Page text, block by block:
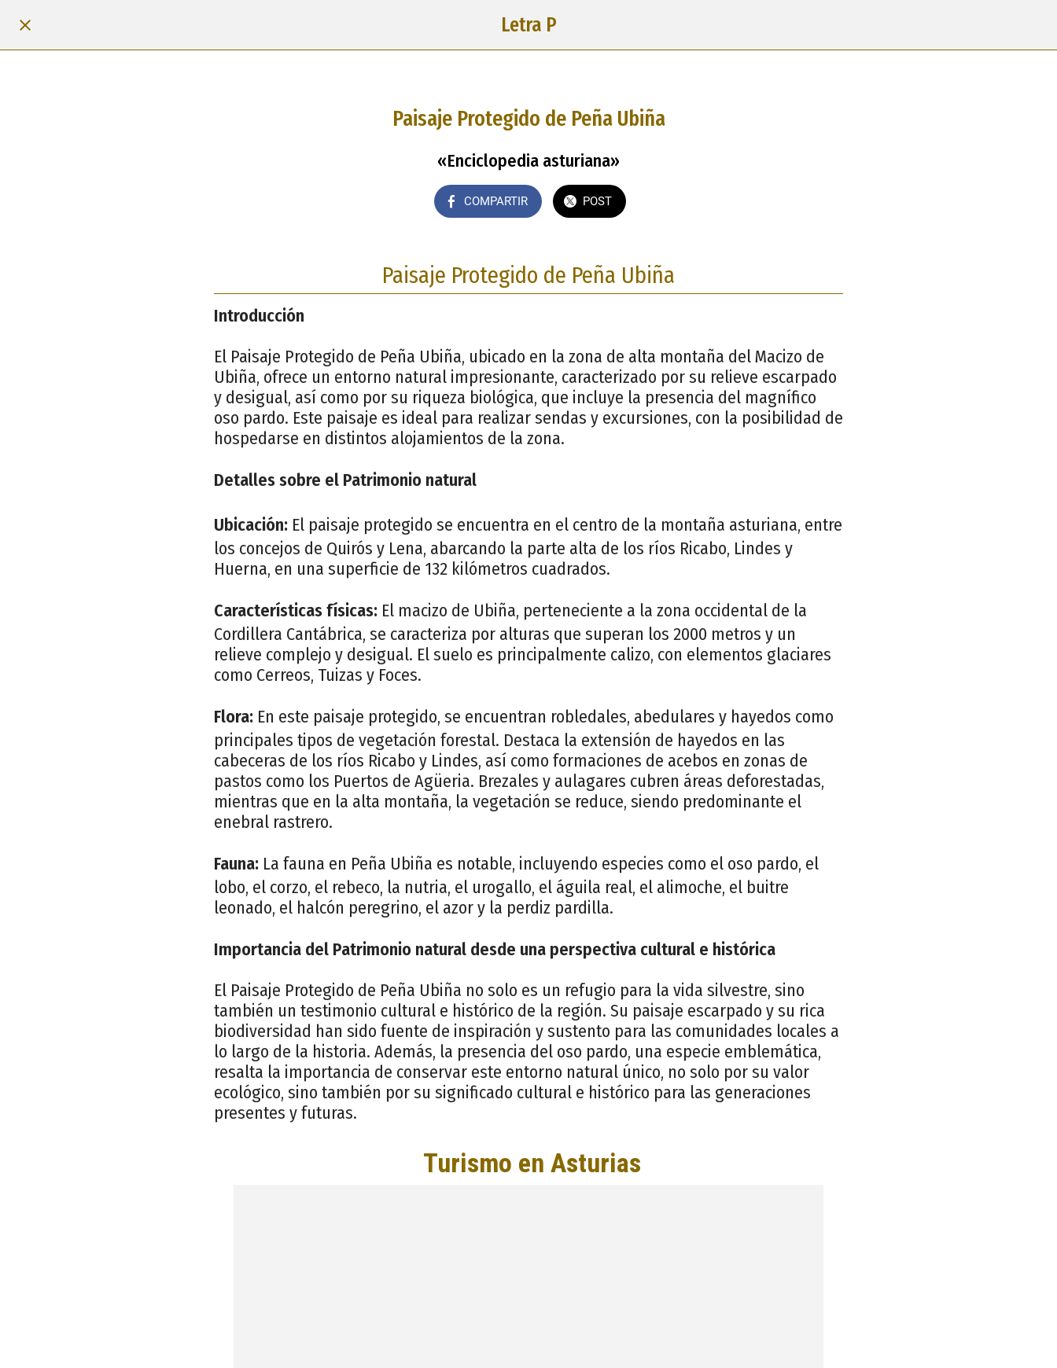
Letra P
Paisaje Protegido de Peña Ubiña
«Enciclopedia asturiana»
COMPARTIR POST
Paisaje Protegido de Peña Ubiña
Introducción
El Paisaje Protegido de Peña Ubiña, ubicado en la zona de alta montaña del Macizo de
Ubiña, ofrece un entorno natural impresionante, caracterizado por su relieve escarpado
y desigual, así como por su riqueza biológica, que incluye la presencia del magnífico
oso pardo. Este paisaje es ideal para realizar sendas y excursiones, con la posibilidad de
hospedarse en distintos alojamientos de la zona.
Detalles sobre el Patrimonio natural
Ubicación: El paisaje protegido se encuentra en el centro de la montaña asturiana, entre
los concejos de Quirós y Lena, abarcando la parte alta de los ríos Ricabo, Lindes y
Huerna, en una superficie de 132 kilómetros cuadrados.
Características físicas: El macizo de Ubiña, perteneciente a la zona occidental de la
Cordillera Cantábrica, se caracteriza por alturas que superan los 2000 metros y un
relieve complejo y desigual. El suelo es principalmente calizo, con elementos glaciares
como Cerreos, Tuizas y Foces.
Flora: En este paisaje protegido, se encuentran robledales, abedulares y hayedos como
principales tipos de vegetación forestal. Destaca la extensión de hayedos en las
cabeceras de los ríos Ricabo y Lindes, así como formaciones de acebos en zonas de
pastos como los Puertos de Agüeria. Brezales y aulagares cubren áreas deforestadas,
mientras que en la alta montaña, la vegetación se reduce, siendo predominante el
enebral rastrero.
Fauna: La fauna en Peña Ubiña es notable, incluyendo especies como el oso pardo, el
lobo, el corzo, el rebeco, la nutria, el urogallo, el águila real, el alimoche, el buitre
leonado, el halcón peregrino, el azor y la perdiz pardilla.
Importancia del Patrimonio natural desde una perspectiva cultural e histórica
El Paisaje Protegido de Peña Ubiña no solo es un refugio para la vida silvestre, sino
también un testimonio cultural e histórico de la región. Su paisaje escarpado y su rica
biodiversidad han sido fuente de inspiración y sustento para las comunidades locales a
lo largo de la historia. Además, la presencia del oso pardo, una especie emblemática,
resalta la importancia de conservar este entorno natural único, no solo por su valor
ecológico, sino también por su significado cultural e histórico para las generaciones
presentes y futuras.